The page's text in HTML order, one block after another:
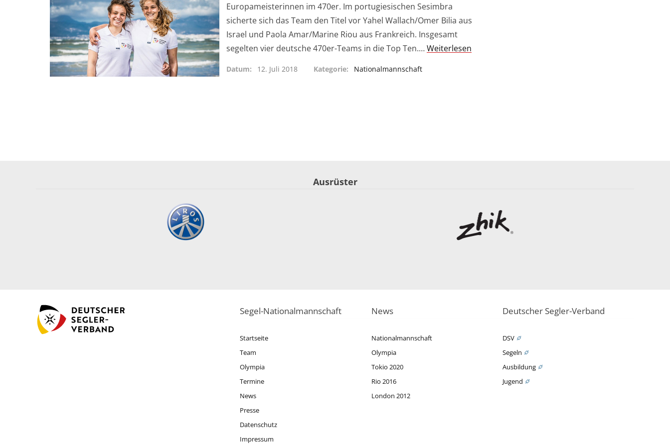
Europameisterinnen im 470er. Im portugiesischen Sesimbra
sicherte sich das Team den Titel vor Yahel Wallach/Omer Bilia aus
Israel und Paola Amar/Marine Riou aus Frankreich. Insgesamt
segelten vier deutsche 470er-Teams in die Top Ten.…Weiterlesen
Datum 12. Juli 2018 Kategorie Nationalmannschaft
Ausrüster
Segel-Nationalmannschaft
Startseite
Team
Olympia
Termine
News
Presse
Datenschutz
Impressum
Deutscher Segler-Verband
DSV
Segeln
Ausbildung
Jugend
News
Nationalmannschaft
Olympia
Tokio 2020
Rio 2016
London 2012